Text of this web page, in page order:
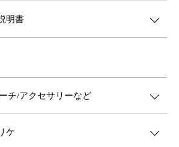
明書
チ/アクセサリーなど
ケ